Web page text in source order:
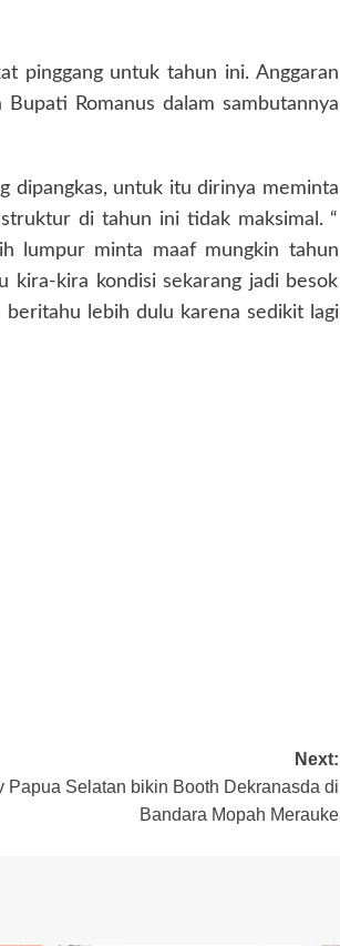
pinggang untuk tahun ini. Anggaran
Romanus dalam sambutannya
dipangkas, untuk itu dirinya meminta
di tahun ini tidak maksimal. “
lumpur minta maaf mungkin tahun
kira-kira kondisi sekarang jadi besok
lebih dulu karena sedikit lagi
Next:
Papua Selatan bikin Booth Dekranasda di
Bandara Mopah Merauke